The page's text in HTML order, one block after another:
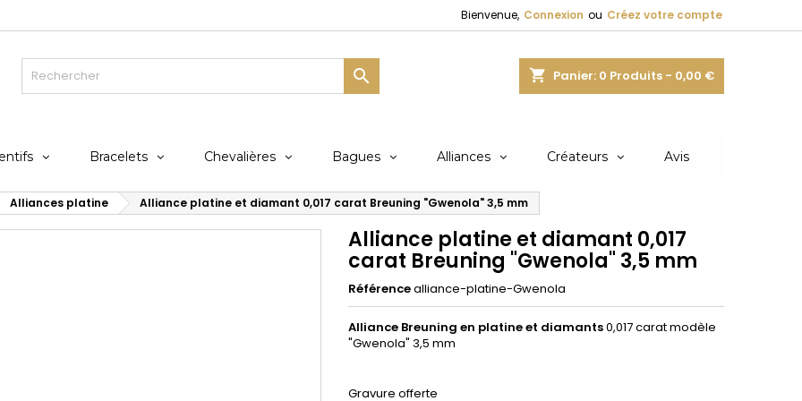
Bienvenue, Connexion ou Créez votre compte
shopping_cart Panier: 0 Produits - 0,00 €

Bracelets Chevalières Bagues Alliances Créateurs Avis
Alliances platine Alliance platine et diamant 0,017 carat Breuning "Gwenola" 3,5 mm
Alliance platine et diamant 0,017
carat Breuning "Gwenola" 3,5 mm
Référencealliance-platine-Gwenola
Alliance Breuning en platine et diamants0,017 carat modèle
"Gwenola" 3,5 mm
Gravure offerte